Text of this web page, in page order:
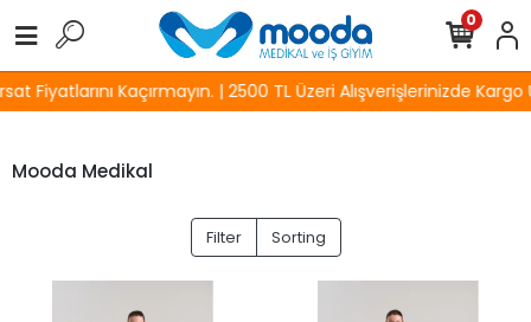
Fiyatlarını Kaçırmayın. | 2500 TL Üzeri Alışverişlerinizde Kargo
0
Mooda Medikal
Filter Sorting